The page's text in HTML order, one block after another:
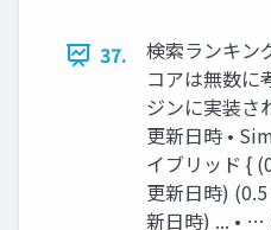
37.
検索ランキン
コアは無数に
ジンに実装さ
更新日時 •
イブリッド {
更新日時)
新日時) ... • …